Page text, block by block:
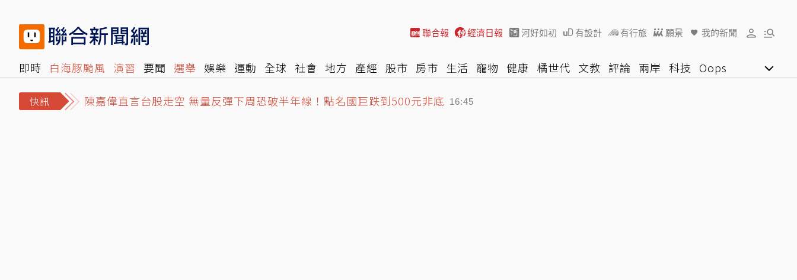
聯合報 經濟日報 河好如初 有設計 有行旅 願景 我的新聞
即時 白海豚颱風 演習 要聞 選舉 娛樂 運動 全球 社會 地方 產經 股市 房市 生活 寵物 健康 橘世代 文教 評論 兩岸 科技 Oops
快訊 陳嘉偉直言台股走空 無量反彈下周恐破半年線！點名國巨跌到500元非底 16:45